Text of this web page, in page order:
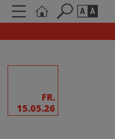
Schriftgröße
AA
FR.
15.05.26